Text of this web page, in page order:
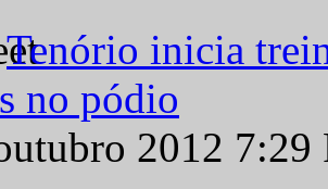
Tenório inicia
no pódio
2012